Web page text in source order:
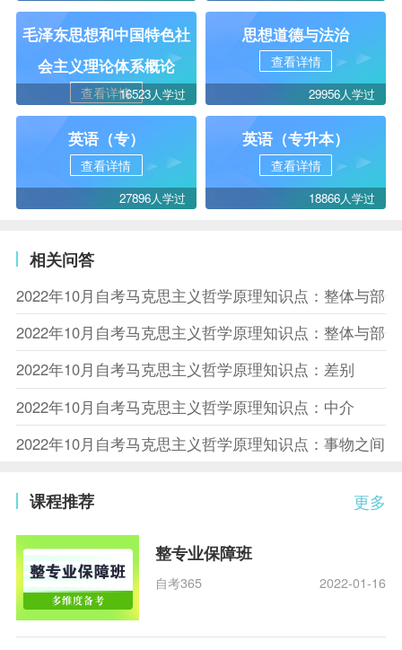
毛泽东思想和中国特色社
会主义理论体系概论
查看详情16523人学过
思想道德与法治
查看详情
29956人学过
英语（专）
查看详情
27896人学过
英语（专升本）
查看详情
18866人学过
相关问答
2022年10月自考马克思主义哲学原理知识点：整体与部
2022年10月自考马克思主义哲学原理知识点：整体与部
2022年10月自考马克思主义哲学原理知识点：差别
2022年10月自考马克思主义哲学原理知识点：中介
2022年10月自考马克思主义哲学原理知识点：事物之间
更多
课程推荐
整专业保障班
自考365 2022-01-16